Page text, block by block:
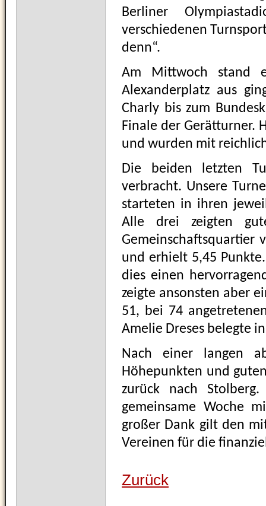
Berliner
verschiedenen
denn“.
Am Mittwoch stand
Alexanderplatz aus
Charly bis zum
Finale der Gerätturner.
und wurden mit
Die beiden letzten
verbracht. Unsere
starteten in ihren
Alle drei zeigten
Gemeinschaftsquartier
und erhielt 5,45
dies einen
zeigte ansonsten aber
51, bei 74
Amelie Dreses belegte
Nach einer langen
Höhepunkten und
zurück nach
gemeinsame Woche
großer Dank gilt den
Vereinen für die
Zurück